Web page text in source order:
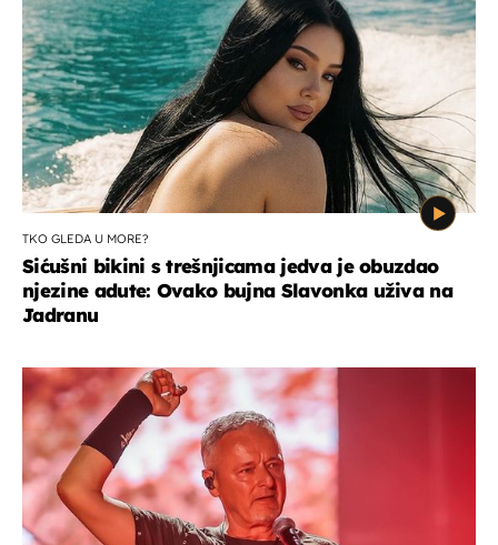
TKO GLEDA U MORE?
Sićušni bikini s trešnjicama jedva je obuzdao
njezine adute: Ovako bujna Slavonka uživa na
Jadranu